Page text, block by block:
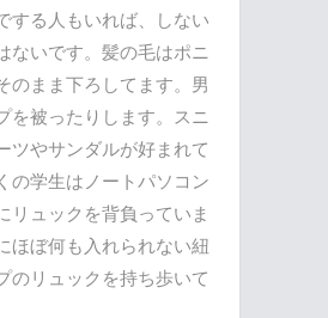
する人もいれば、しない
ないです。髪の毛はポニ
のまま下ろしてます。男
を被ったりします。スニ
ツやサンダルが好まれて
の学生はノートパソコン
リュックを背負っていま
ほぼ何も入れられない紐
のリュックを持ち歩いて